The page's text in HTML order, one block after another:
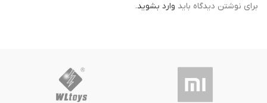
برای نوشتن دیدگاه باید وارد بشوید.